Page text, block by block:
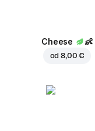
Cheese 👶
od8,00 €